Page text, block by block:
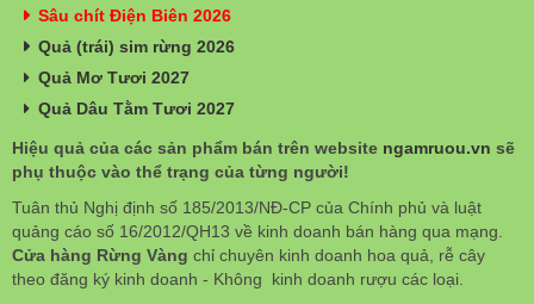
Sâu chít Điện Biên 2026
Quả (trái) sim rừng 2026
Quả Mơ Tươi 2027
Quả Dâu Tằm Tươi 2027
Hiệu quả của các sản phẩm bán trên website ngamruou.vn sẽ
phụ thuộc vào thể trạng của từng người!
Tuân thủ Nghị định số 185/2013/NĐ-CP của Chính phủ và luật
quảng cáo số 16/2012/QH13 về kinh doanh bán hàng qua mạng.
Cửa hàng Rừng Vàng chỉ chuyên kinh doanh hoa quả, rễ cây
theo đăng ký kinh doanh - Không kinh doanh rượu các loại.